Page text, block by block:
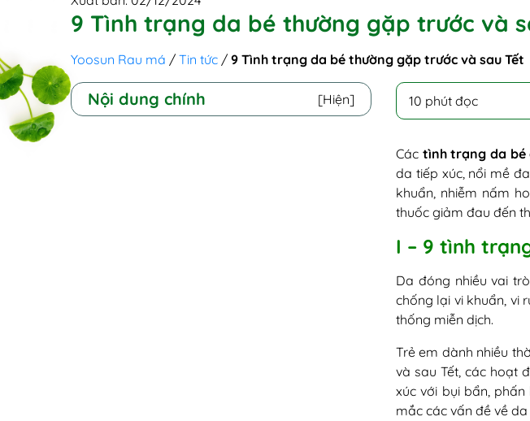
9 Tình trạng da bé thường gặp trước và
Yoosun Rau má / Tin tức / 9 Tình trạng da bé thường gặp trước và sau Tết
Nội dung chính [Hiện] 10 phút đọc
Các tình trạng da bé
da tiếp xúc, nổi mề
khuẩn, nhiễm nấm
thuốc giảm đau đến
I – 9 tình
Da đóng nhiều vai
chống lại vi khuẩn, vi
thống miễn dịch.
Trẻ em dành nhiều
và sau Tết, các hoạt
xúc với bụi bẩn,
mắc các vấn đề về